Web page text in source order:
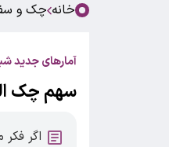
خانه چک و
آمارهای جدید
سهم چک
اگر